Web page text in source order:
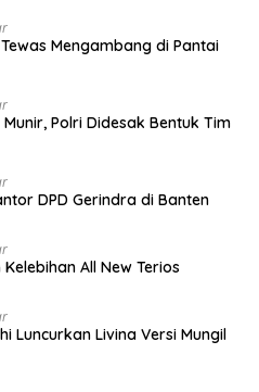
Mengambang di Pantai
Polri Didesak Bentuk Tim
DPD Gerindra di Banten
All New Terios
Luncurkan Livina Versi Mungil